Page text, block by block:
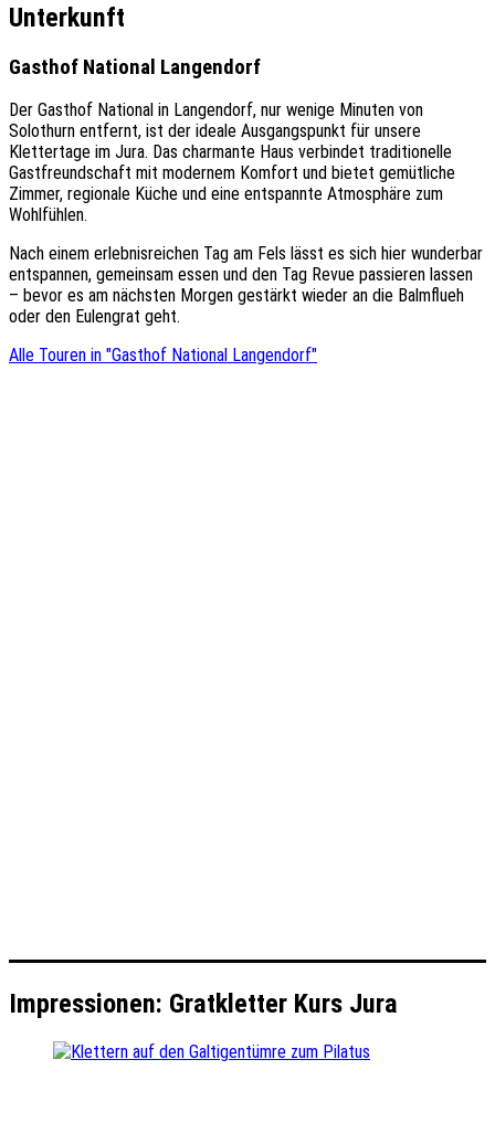
Unterkunft
Gasthof National Langendorf
Der Gasthof National in Langendorf, nur wenige Minuten von
Solothurn entfernt, ist der ideale Ausgangspunkt für unsere
Klettertage im Jura. Das charmante Haus verbindet traditionelle
Gastfreundschaft mit modernem Komfort und bietet gemütliche
Zimmer, regionale Küche und eine entspannte Atmosphäre zum
Wohlfühlen.
Nach einem erlebnisreichen Tag am Fels lässt es sich hier wunderbar
entspannen, gemeinsam essen und den Tag Revue passieren lassen
– bevor es am nächsten Morgen gestärkt wieder an die Balmflueh
oder den Eulengrat geht.
Alle Touren in "Gasthof National Langendorf"
Impressionen: Gratkletter Kurs Jura